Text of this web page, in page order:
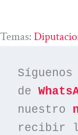
Temas:
de
nuestro
recibir